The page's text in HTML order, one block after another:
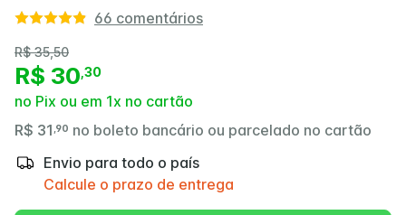
66 comentários
R$ 35,50
R$ 30 30
no Pix ou em 1x no cartão
R$ 31 90 no boleto bancário ou parcelado no cartão
Envio para todo o país
Calcule o prazo de entrega